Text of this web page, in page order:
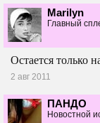
Marilyn
Главный
Остается только
2 авг 2011
ПАНДО
Новостной